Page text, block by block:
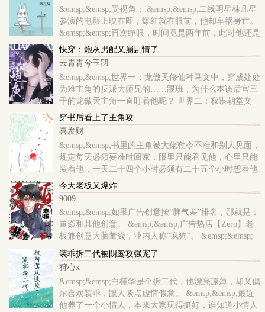
&emsp;&emsp;受视角： &emsp;&emsp;二线明星林凡星
参演的电影上映在即，爆红就在眼前，他却车祸身亡。
&emsp;&emsp;再次睁眼，时间竟是两年前，此时他还是
十八线小糊咖，凭脸混圈，和20岁影帝秦昕谈地下情。
&emsp;&emsp;但这个影帝男友会冷暴力、pua、劈腿，
借..
快穿：炮灰男配又崩剧情了
云青青兮玉羽
&emsp;&emsp;世界一：龙傲天修仙种马文中，穿成处处
为难主角的反派大师兄的……跟班，为什么本该后宫三
千的龙傲天主角一直盯着他呢？ 世界二：权谋朝堂文
中，他是恶毒愚蠢爱美纨绔假·万人嫌，对照组是品格
高洁才华横溢真·万人迷..
穿书后看上了主角攻
喜发财
&emsp;&emsp;书里的主角被大佬勒令不准和别人见面，
规定每天必须要准时回家，眼里只能看见他，心里只能
装着他，一天二十四个小时必须有二十五个小时想着他
&emsp;&emsp;主角深感折磨，一心想回到自己的白月光
身边，于是，他逃，他追，..
今天老板又爆炸
9009
&emsp;&emsp;如果广告创意按“脾气差”排名，那就是：
董焱和其他创意。 &emsp;&emsp;广告热店【Zero】老
板兼创意大脑董焱，业内人称“疯狗”。 &emsp;&emsp;
哪怕两擒戛纳金狮大奖，业内最广为流传的，依然是他
“百人砍”的传说。 &emsp;&emsp;前商务总监蓄谋跳
槽，..
装乖拆二代被阴鸷攻强宠了
狩心x
&emsp;&emsp;白槿华是个拆二代，他漂亮凉薄，却又偶
尔喜欢装乖，跟人谈点虚情假意。 &emsp;&emsp;最近
他养了一个小情人，本来大家玩得挺好，谁知道小情人